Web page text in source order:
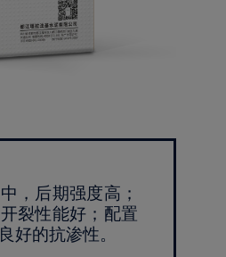
，后期强度高；
裂性能好；配置
好的抗渗性。